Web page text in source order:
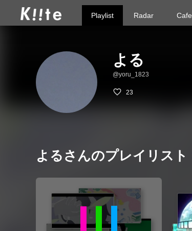
Playlist Radar Cafe
よる
@yoru_1823
23
よるさんのプレイリスト